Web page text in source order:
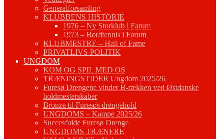
Generalforsamling
KLUBBENS HISTORIE
1976 – Ny Storklub i Farum
1973 – Bordtennis i Farum
KLUBMESTRE – Hall of Fame
PRIVATLIVS POLITIK
UNGDOM
KOM OG SPIL MED OS
TRÆNINGSTIDER Ungdom 2025/26
Furesø Drengene vinder B-rækken ved Østdanske
holdmesterskaber
Bronze til Furesøs drengehold
UNGDOMS – Kampe 2025/26
Succesfulde Furesø Drenge
UNGDOMS TRÆNERE